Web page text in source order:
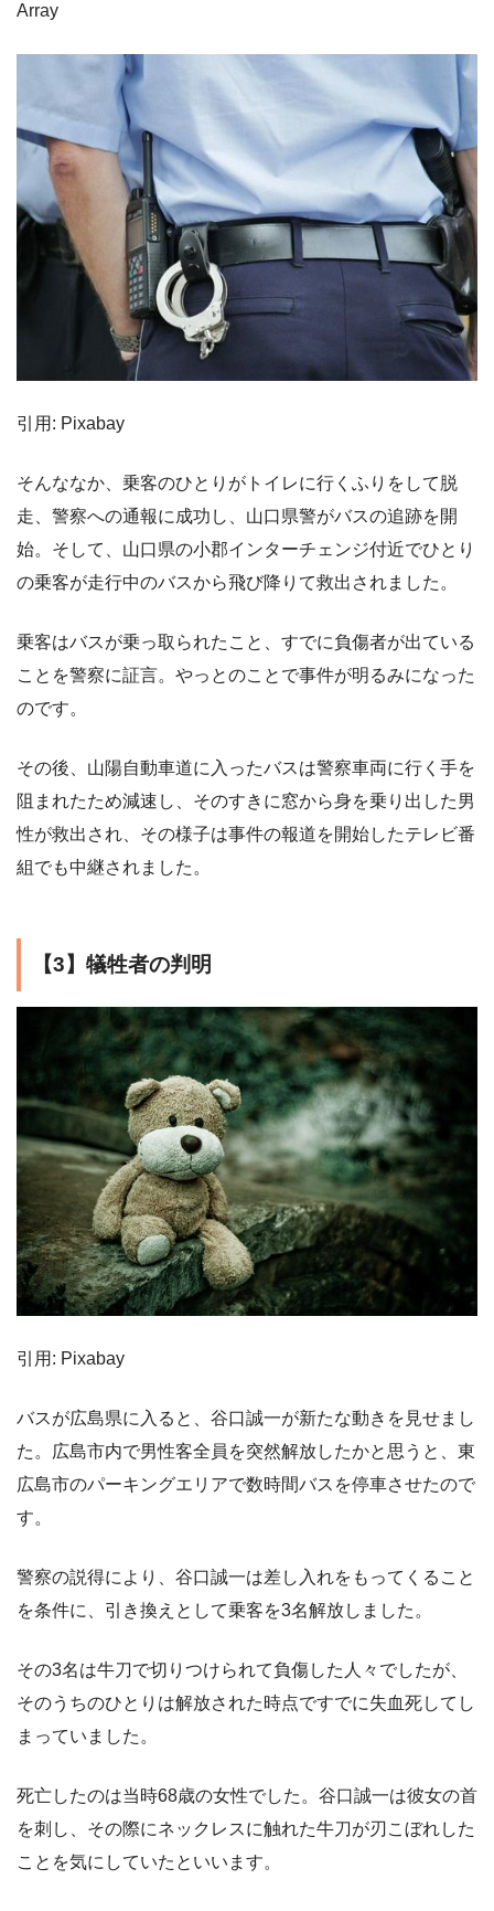
Array
引用: Pixabay
そんななか、乗客のひとりがトイレに行くふりをして脱
走、警察への通報に成功し、山口県警がバスの追跡を開
始。そして、山口県の小郡インターチェンジ付近でひとり
の乗客が走行中のバスから飛び降りて救出されました。
乗客はバスが乗っ取られたこと、すでに負傷者が出ている
ことを警察に証言。やっとのことで事件が明るみになった
のです。
その後、山陽自動車道に入ったバスは警察車両に行く手を
阻まれたため減速し、そのすきに窓から身を乗り出した男
性が救出され、その様子は事件の報道を開始したテレビ番
組でも中継されました。
【3】犠牲者の判明
引用: Pixabay
バスが広島県に入ると、谷口誠一が新たな動きを見せまし
た。広島市内で男性客全員を突然解放したかと思うと、東
広島市のパーキングエリアで数時間バスを停車させたので
す。
警察の説得により、谷口誠一は差し入れをもってくること
を条件に、引き換えとして乗客を3名解放しました。
その3名は牛刀で切りつけられて負傷した人々でしたが、
そのうちのひとりは解放された時点ですでに失血死してし
まっていました。
死亡したのは当時68歳の女性でした。谷口誠一は彼女の首
を刺し、その際にネックレスに触れた牛刀が刃こぼれした
ことを気にしていたといいます。